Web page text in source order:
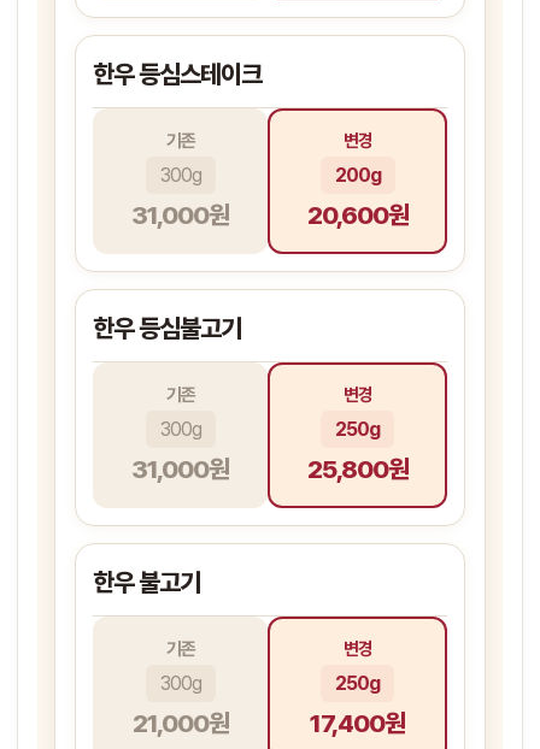
한우 등심스테이크
기존
31,000원
300g
변경
20,600원
200g
한우 등심불고기
기존
31,000원
300g
변경
25,800원
250g
한우 불고기
기존
21,000원
300g
변경
17,400원
250g